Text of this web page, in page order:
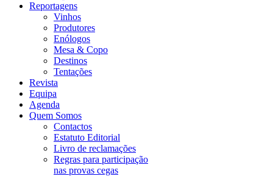
Reportagens
Vinhos
Produtores
Enólogos
Mesa & Copo
Destinos
Tentações
Revista
Equipa
Agenda
Quem Somos
Contactos
Estatuto Editorial
Livro de reclamações
Regras para participação
nas provas cegas